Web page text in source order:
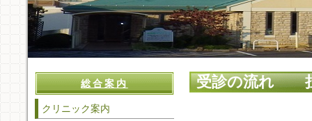
受診の流れ 担
総合案内
クリニック案内